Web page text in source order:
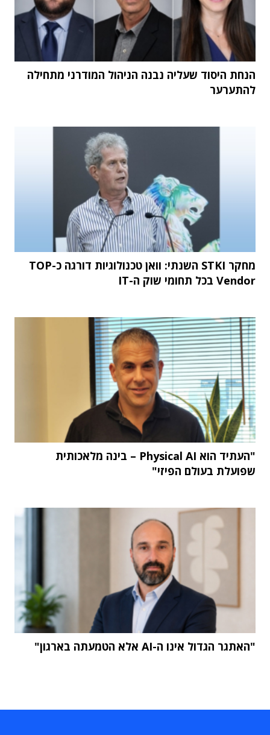
הנחת היסוד שעליה נבנה הניהול המודרני מתחילה
להתערער
מחקר STKI השנתי: וואן טכנולוגיות דורגה כ-TOP
Vendor בכל תחומי שוק ה-IT
"העתיד הוא Physical AI – בינה מלאכותית
שפועלת בעולם הפיזי"
"האתגר הגדול אינו ה-AI אלא הטמעתה בארגון"